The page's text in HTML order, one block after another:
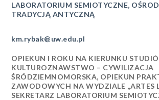
LABORATORIUM SEMIOTYCZNE,
TRADYCJĄ ANTYCZNĄ
km.rybak@uw.edu.pl
OPIEKUN I ROKU NA KIERUNKU
KULTUROZNAWSTWO – CYWILIZACJA
ŚRÓDZIEMNOMORSKA, OPIEKUN
ZAWODOWYCH NA WYDZIALE „ARTES
SEKRETARZ LABORATORIUM